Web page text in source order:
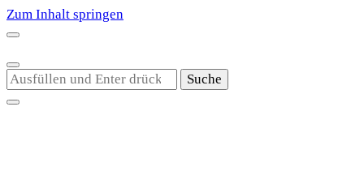
Zum Inhalt springen
Suchst
du
nach